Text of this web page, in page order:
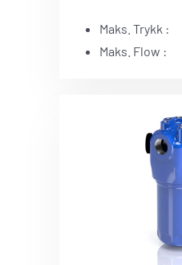
Maks. Trykk :
Maks. Flow :